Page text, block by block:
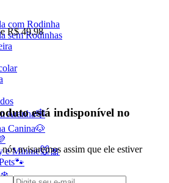
com Rodinha
sem Rodinhas
Aranha🕸️
Canina🐶
e Minnie🐭🎀
R$ 49,98
está indisponível no
avisaremos assim que ele estiver